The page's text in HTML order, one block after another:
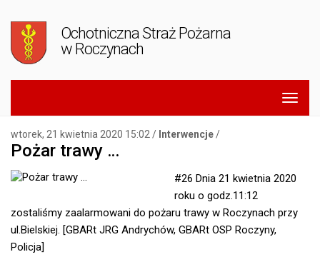
Ochotniczna Straż Pożarna
w Roczynach
wtorek, 21 kwietnia 2020 15:02 / Interwencje/
Pożar trawy …
#26 Dnia 21 kwietnia 2020
roku o godz.11:12
zostaliśmy zaalarmowani do pożaru trawy w Roczynach przy
ul.Bielskiej. [GBARt JRG Andrychów, GBARt OSP Roczyny,
Policja]